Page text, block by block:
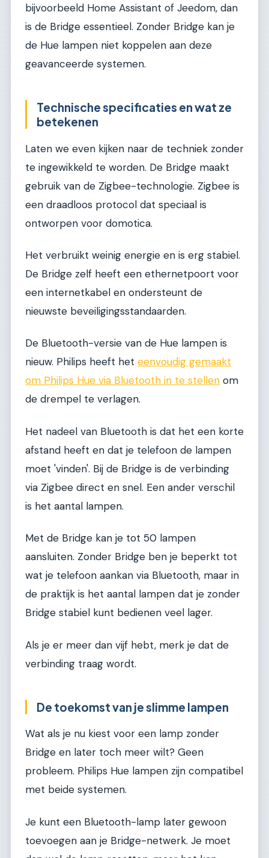
bijvoorbeeld Home Assistant of Jeedom, dan
is de Bridge essentieel. Zonder Bridge kan je
de Hue lampen niet koppelen aan deze
geavanceerde systemen.
Technische specificaties en wat ze
betekenen
Laten we even kijken naar de techniek zonder
te ingewikkeld te worden. De Bridge maakt
gebruik van de Zigbee-technologie. Zigbee is
een draadloos protocol dat speciaal is
ontworpen voor domotica.
Het verbruikt weinig energie en is erg stabiel.
De Bridge zelf heeft een ethernetpoort voor
een internetkabel en ondersteunt de
nieuwste beveiligingsstandaarden.
De Bluetooth-versie van de Hue lampen is
nieuw. Philips heeft het eenvoudig gemaakt
om Philips Hue via Bluetooth in te stellen om
de drempel te verlagen.
Het nadeel van Bluetooth is dat het een korte
afstand heeft en dat je telefoon de lampen
moet 'vinden'. Bij de Bridge is de verbinding
via Zigbee direct en snel. Een ander verschil
is het aantal lampen.
Met de Bridge kan je tot 50 lampen
aansluiten. Zonder Bridge ben je beperkt tot
wat je telefoon aankan via Bluetooth, maar in
de praktijk is het aantal lampen dat je zonder
Bridge stabiel kunt bedienen veel lager.
Als je er meer dan vijf hebt, merk je dat de
verbinding traag wordt.
De toekomst van je slimme lampen
Wat als je nu kiest voor een lamp zonder
Bridge en later toch meer wilt? Geen
probleem. Philips Hue lampen zijn compatibel
met beide systemen.
Je kunt een Bluetooth-lamp later gewoon
toevoegen aan je Bridge-netwerk. Je moet